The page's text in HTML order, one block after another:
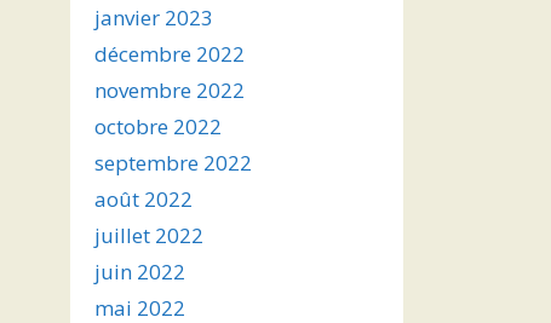
janvier 2023
décembre 2022
novembre 2022
octobre 2022
septembre 2022
août 2022
juillet 2022
juin 2022
mai 2022